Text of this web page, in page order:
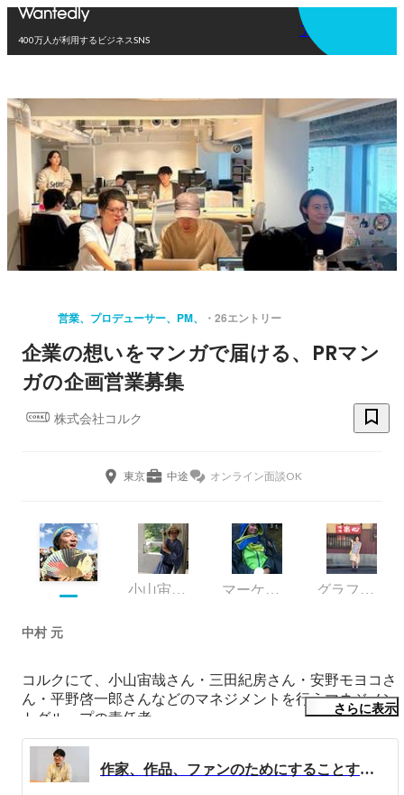
400万人が利用するビジネスSNS
アプリを使う
営業、プロデューサー、PM、 26エントリー
企業の想いをマンガで届ける、PRマン
ガの企画営業募集
株式会社コルク
東京 中途 オンライン面談OK
小山宙哉チーム 事業責任者 マーケティング グラフィックデザイナー
中村 元
コルクにて、小山宙哉さん・三田紀房さん・安野モヨコさ
ん・平野啓一郎さんなどのマネジメントを行うマネジメン
トグループの責任者。
未来のコンテンツがさらに豊かなものになるために自分の
時間を費やしたくて、コルクに入社。
一橋大学卒業後、電通に入社。飲料メーカー、総合デベロ
さらに表示
作家、作品、ファンのためにすることすべてが、コルクの仕事の領域になる